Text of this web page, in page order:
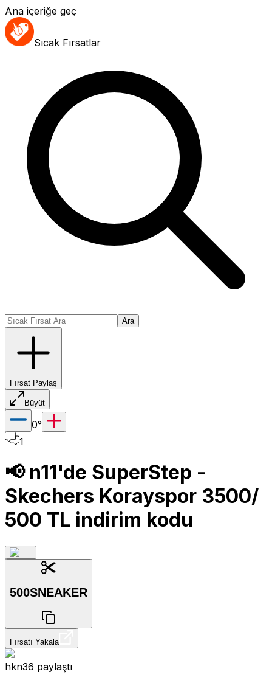
Ana içeriğe geç
Sıcak Fırsatlar
Ara
Fırsat Paylaş
Büyüt
0°
1
📢 n11'de SuperStep -
Skechers Korayspor 3500/
500 TL indirim kodu
500SNEAKER
Fırsatı Yakala
hkn36 paylaştı